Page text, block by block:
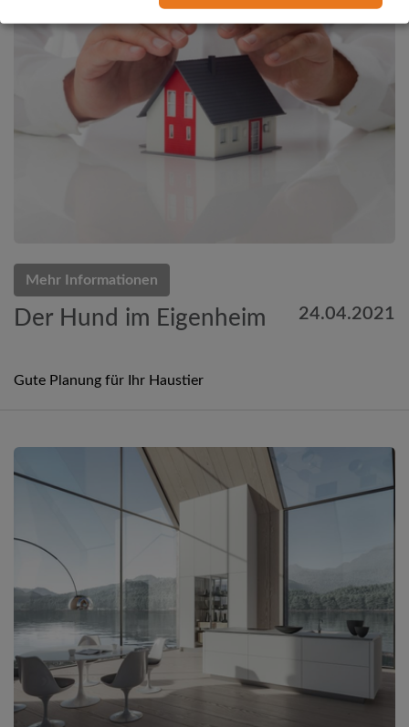
Mehr Informationen
Der Hund im Eigenheim 24.04.2021
Gute Planung für Ihr Haustier